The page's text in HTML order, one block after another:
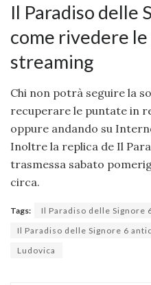
Il Paradiso delle
come rivedere
streaming
Chi non potrà seguire la
recuperare le puntate in
oppure andando su
Inoltre la replica de Il
trasmessa sabato
circa.
Tags:
Il Paradiso delle Signore
Il Paradiso delle Signore 6
Ludovica